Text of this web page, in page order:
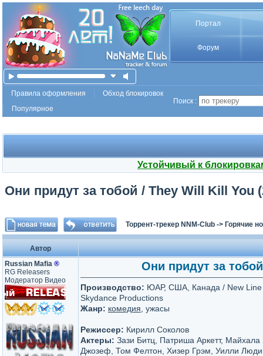
Портал
Форум
Правила оформления
Обход блокировок
Популярное
Поиск :
Устойчивый к
Они придут за тобой / They Will Kill You
Торрент-трекер NNM-Club -> Горячие
Автор
Russian Mafia ®
RG Releasers
Модератор Видео
Они придут за
Производство: ЮАР, США, Канада / New Line
Skydance Productions
Жанр: комедия , ужасы
Режиссер: Кирилл Соколов
Актеры: Зази Битц, Патриша Аркетт,
Джозеф, Том Фелтон, Хизер Грэм, Уилли